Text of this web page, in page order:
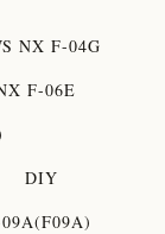
NX F-04G
F-06E
DIY